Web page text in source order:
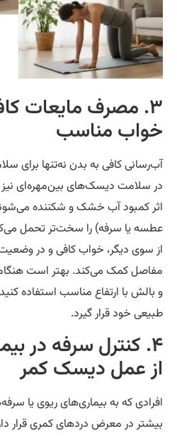
۳. مصرف مایعات
مناسب
کافی به بدن نه‌تنها برای
سلامت دیسک‌های بین‌مهره‌ای نیز
کمبود آب خشک و شکننده می‌شوند و
یا سرفه) را سخت‌تر تحمل می‌کنند.
سوی دیگر، خواب کافی و در وضعیت
کمک می‌کند. بهتر است هنگام
با ارتفاع مناسب استفاده کنید تا
خود قرار گیرد.
۴. کنترل سرفه در
عمل دیسک کمر
که به بیماری‌های ریوی یا
در معرض دردهای کمری قرار دارند،